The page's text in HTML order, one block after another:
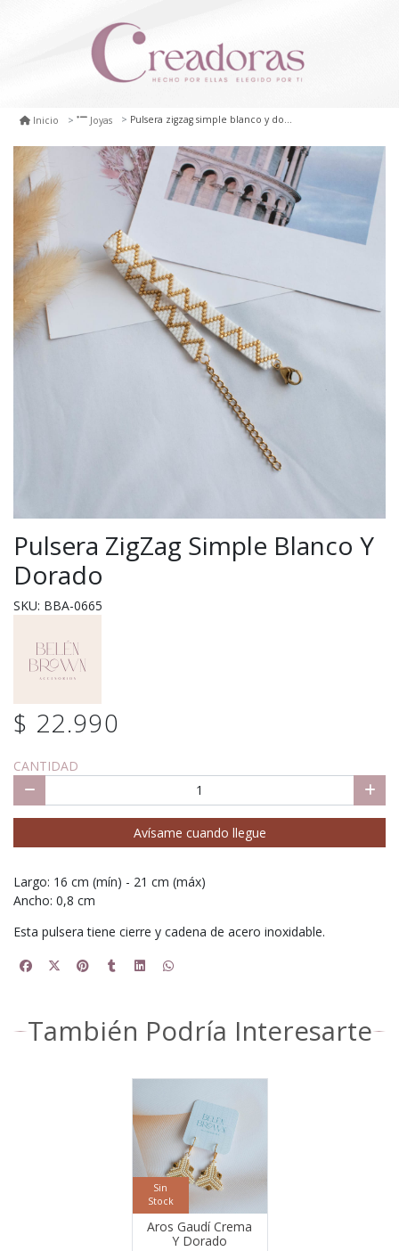
Inicio Joyas Pulsera zigzag simple blanco y dorado
Pulsera ZigZag Simple Blanco Y
Dorado
SKU: BBA-0665
$ 22.990
CANTIDAD
Avísame cuando llegue
Largo: 16 cm (mín) - 21 cm (máx)
Ancho: 0,8 cm
Esta pulsera tiene cierre y cadena de acero inoxidable.
También Podría Interesarte
Sin
Stock
Aros Gaudí Crema
Y Dorado